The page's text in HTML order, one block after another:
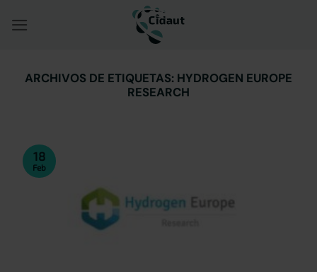
ARCHIVOS DE ETIQUETAS: HYDROGEN EUROPE
RESEARCH
18
Feb